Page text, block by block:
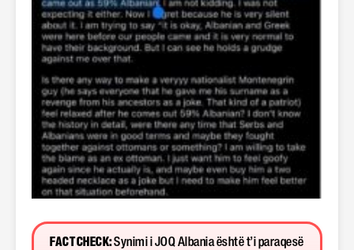
FACT CHECK:Synimi i JOQ Albania është t’i paraqesë